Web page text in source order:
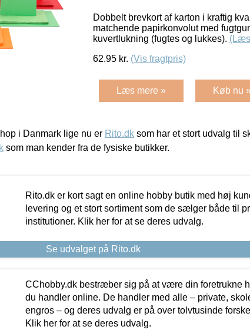
Dobbelt brevkort af karton i kraftig
matchende papirkonvolut med
kuvertlukning (fugtes og lukkes).
62.95 kr. (Vis fragtpris)
Læs mere » Køb nu
i Danmark lige nu er Rito.dk som har et stort udvalg til
som man kender fra de fysiske butikker.
Rito.dk er kort sagt en online hobby butik med høj
levering og et stort sortiment som de sælger både til
institutioner. Klik her for at se deres udvalg.
Se udvalget på Rito.dk
CChobby.dk bestræber sig på at være din foretrukne
du handler online. De handler med alle – private,
engros – og deres udvalg er på over tolvtusinde
Klik her for at se deres udvalg.